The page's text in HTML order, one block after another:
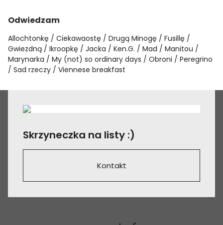
Odwiedzam
Allochtonkę Ciekawaostę Drugą Minogę
Fusillę
Gwiezdną
Ikroopkę Jacka Ken.G. Mad
Manitou
Marynarka
My (not) so ordinary days Obroni
Peregrino
Sad rzeczy
Viennese breakfast
Skrzyneczka na listy :)
Kontakt